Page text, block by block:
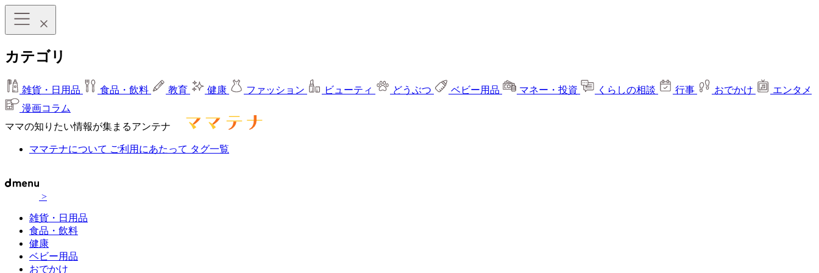
カテゴリ
雑貨・日用品 食品・飲料 教育 健康 ファッション ビューティ どうぶつ ベビー用品 マネー・投資 くらしの相談 行事 おでかけ
エンタメ
漫画コラム
ママの知りたい情報が集まるアンテナ
ママテナについて ご利用にあたって タグ一覧
>
雑貨・日用品
食品・飲料
健康
ベビー用品
おでかけ